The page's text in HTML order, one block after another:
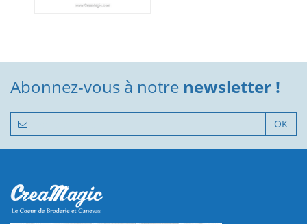
Abonnez-vous à notre newsletter !
OK